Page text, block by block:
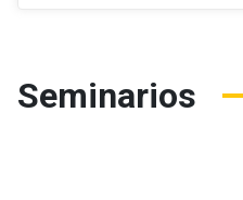
Seminarios